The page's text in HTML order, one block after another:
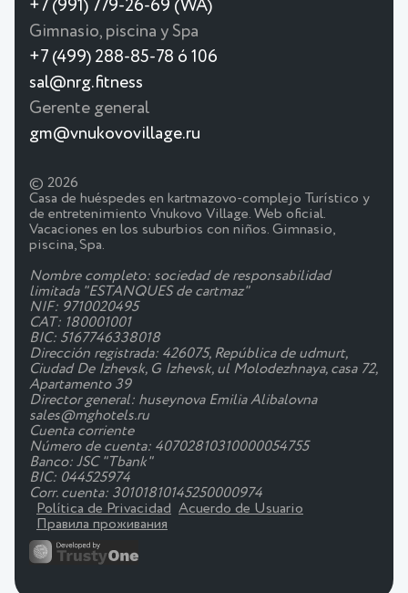
+7 (991) 779-26-69 (WA)
Gimnasio, piscina y Spa
+7 (499) 288-85-78 ó 106
sal@nrg.fitness
Gerente general
gm@vnukovovillage.ru
© 2026
Casa de huéspedes en kartmazovo-complejo Turístico y
de entretenimiento Vnukovo Village. Web oficial.
Vacaciones en los suburbios con niños. Gimnasio,
piscina, Spa.
Nombre completo: sociedad de responsabilidad
limitada "ESTANQUES de cartmaz"
NIF: 9710020495
CAT: 180001001
BIC: 5167746338018
Dirección registrada: 426075, República de udmurt,
Ciudad De Izhevsk, G Izhevsk, ul Molodezhnaya, casa 72,
Apartamento 39
Director general: huseynova Emilia Alibalovna
sales@mghotels.ru
Cuenta corriente
Número de cuenta: 40702810310000054755
Banco: JSC "Tbank"
BIC: 044525974
Corr. cuenta: 30101810145250000974
Política de Privacidad Acuerdo de Usuario
Правила проживания